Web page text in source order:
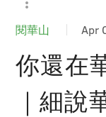
閱華山 Apr
你還在
｜細說